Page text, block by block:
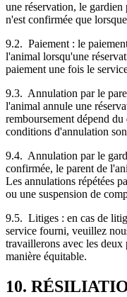
une réservation, le gardien
n'est confirmée que
9.2. Paiement : le
l'animal lorsqu'une
paiement une fois le
9.3. Annulation par le
l'animal annule une
remboursement dépend
conditions d'annulation
9.4. Annulation par le
confirmée, le parent de
Les annulations répétées
ou une suspension de
9.5. Litiges : en cas de
service fourni, veuillez
travaillerons avec les deux
manière équitable.
10.